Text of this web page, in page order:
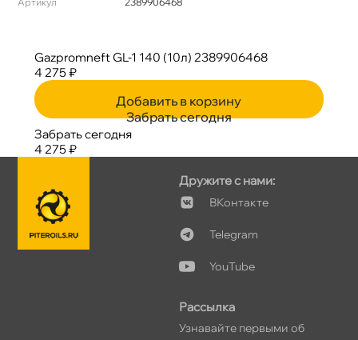
Gazpromneft GL-1 140 (10л) 2389906468
4 275 ₽
Добавить в корзину
Забрать сегодня
Забрать сегодня
4 275 ₽
Дружите с нами:
Контакте
Telegram
YouTube
Рассылка
Узнавайте первыми о